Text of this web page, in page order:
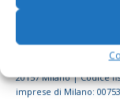
© Tecniche Nuove
20157 Milano | Codice
imprese di Milano: